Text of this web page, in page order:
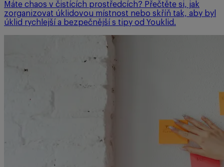
Máte chaos v čistících prostředcích? Přečtěte si, jak
zorganizovat úklidovou místnost nebo skříň tak, aby byl
úklid rychlejší a bezpečnější s tipy od Youklid.